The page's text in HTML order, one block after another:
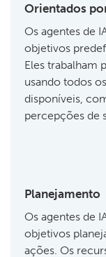
Orientados
Os agentes de
objetivos
Eles trabalham
usando todos
disponíveis,
percepções de
Planejamento
Os agentes de
objetivos
ações. Os